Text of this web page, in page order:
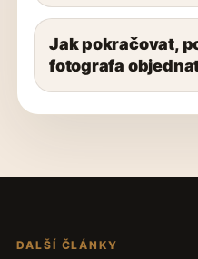
Jak pokračovat,
fotografa
DALŠÍ ČLÁNKY